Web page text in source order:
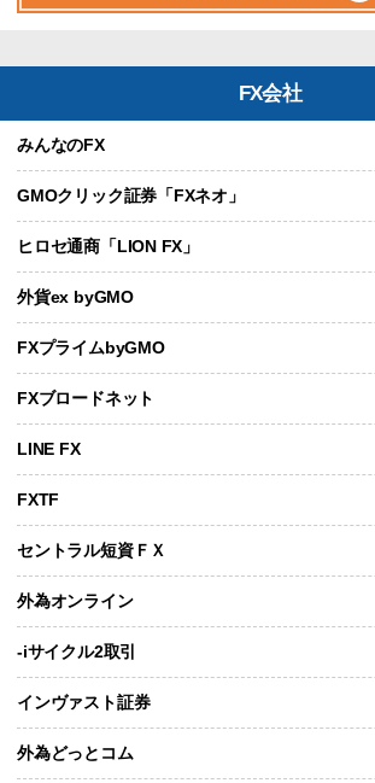
FX会社
みんなのFX
GMOクリック証券「FXネオ」
ヒロセ通商「LION FX」
外貨ex byGMO
FXプライムbyGMO
FXブロードネット
LINE FX
FXTF
セントラル短資ＦＸ
外為オンライン
-iサイクル2取引
インヴァスト証券
外為どっとコム